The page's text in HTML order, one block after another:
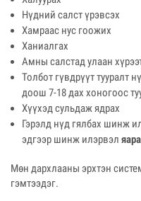
Нүдний салст үрэвсэх
Хамраас нус гоожих
Ханиалгах
Амны салстад улаан
Толбот гүвдрүүт тууралт
доош 7-18 дах хоногоос
Хүүхэд сульдаж ядрах
Гэрэлд нүд гялбах шинж
эдгээр шинж илэрвэл
Мөн дархлааны эрхтэн
гэмтээдэг.